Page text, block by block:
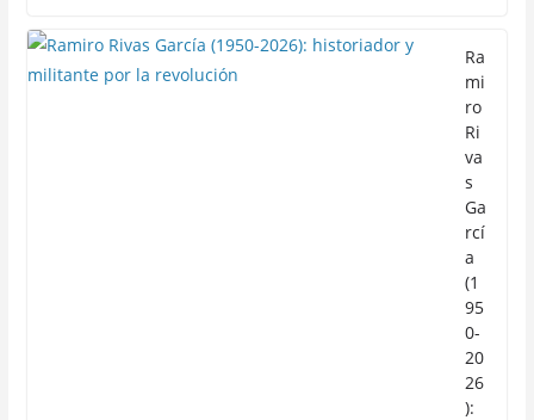
Ra
mi
ro
Ri
va
s
Ga
rcí
a
(1
95
0-
20
26
):